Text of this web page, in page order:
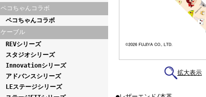
ペコちゃんコラボ
ペコちゃんコラボ
ケーブル
REVシリーズ
スタジオシリーズ
Innovationシリーズ
アドバンスシリーズ
LEステージシリーズ
拡大表示